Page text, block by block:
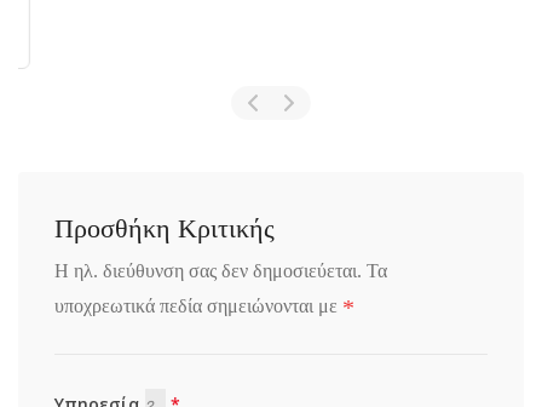
Προσθήκη Κριτικής
Η ηλ. διεύθυνση σας δεν δημοσιεύεται. Τα
υποχρεωτικά πεδία σημειώνονται με *